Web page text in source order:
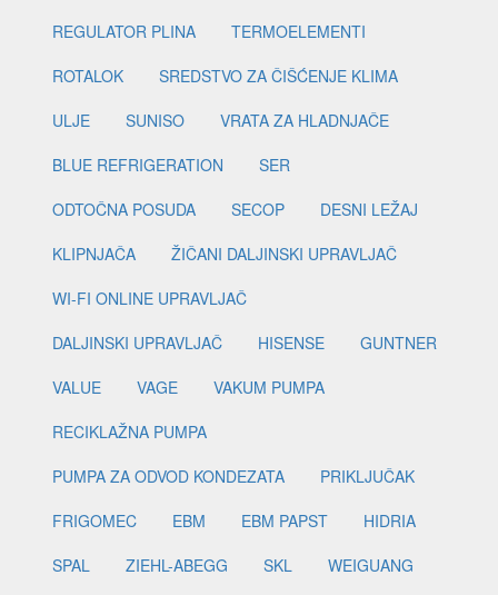
REGULATOR PLINA
TERMOELEMENTI
ROTALOK
SREDSTVO ZA ČIŠĆENJE KLIMA
ULJE
SUNISO
VRATA ZA HLADNJAČE
BLUE REFRIGERATION
SER
ODTOČNA POSUDA
SECOP
DESNI LEŽAJ
KLIPNJAČA
ŽIČANI DALJINSKI UPRAVLJAČ
WI-FI ONLINE UPRAVLJAČ
DALJINSKI UPRAVLJAČ
HISENSE
GUNTNER
VALUE
VAGE
VAKUM PUMPA
RECIKLAŽNA PUMPA
PUMPA ZA ODVOD KONDEZATA
PRIKLJUČAK
FRIGOMEC
EBM EBM PAPST
HIDRIA
SPAL
ZIEHL-ABEGG SKL WEIGUANG